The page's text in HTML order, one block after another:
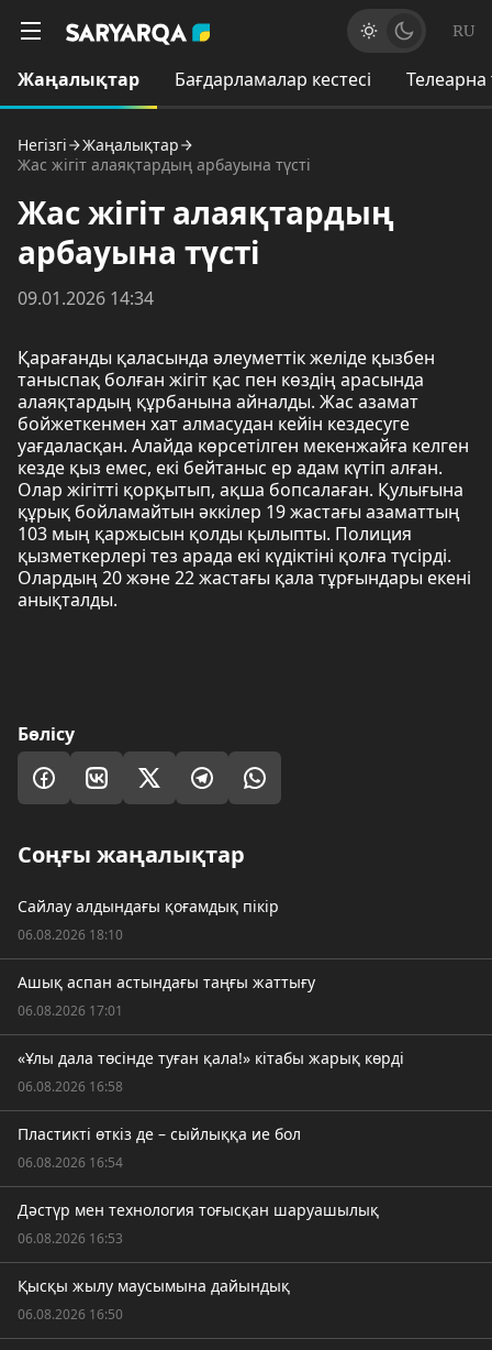
RU
Жаңалықтар Бағдарламалар кестесі
Негізгі
Жаңалықтар
Жас жігіт алаяқтардың арбауына түсті
Жас жігіт алаяқтардың
арбауына түсті
09.01.2026 14:34
Қарағанды қаласында әлеуметтік желіде қызбен
таныспақ болған жігіт қас пен көздің арасында
алаяқтардың құрбанына айналды. Жас азамат
бойжеткенмен хат алмасудан кейін кездесуге
уағдаласқан. Алайда көрсетілген мекенжайға келген
кезде қыз емес, екі бейтаныс ер адам күтіп алған.
Олар жігітті қорқытып, ақша бопсалаған. Қулығына
құрық бойламайтын әккілер 19 жастағы азаматтың
103 мың қаржысын қолды қылыпты. Полиция
қызметкерлері тез арада екі күдіктіні қолға түсірді.
Олардың 20 және 22 жастағы қала тұрғындары екені
анықталды.
Бөлісу
Соңғы жаңалықтар
Сайлау алдындағы қоғамдық пікір
06.08.2026 18:10
Ашық аспан астындағы таңғы жаттығу
06.08.2026 17:01
«Ұлы дала төсінде туған қала!» кітабы жарық көрді
06.08.2026 16:58
Пластикті өткіз де – сыйлыққа ие бол
06.08.2026 16:54
Дәстүр мен технология тоғысқан шаруашылық
06.08.2026 16:53
Қысқы жылу маусымына дайындық
06.08.2026 16:50